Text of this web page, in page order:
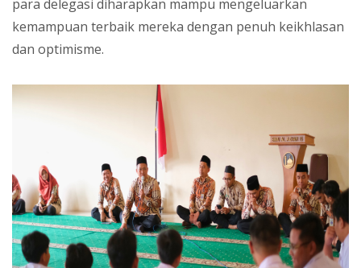
para delegasi diharapkan mampu mengeluarkan
kemampuan terbaik mereka dengan penuh keikhlasan
dan optimisme.